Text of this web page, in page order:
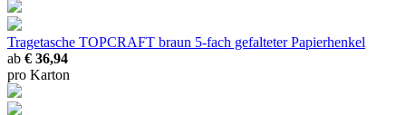
Tragetasche TOPCRAFT braun 5-fach gefalteter Papierhenkel
ab € 36,94
pro Karton